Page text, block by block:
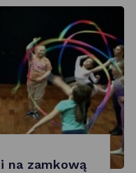
na zamkową